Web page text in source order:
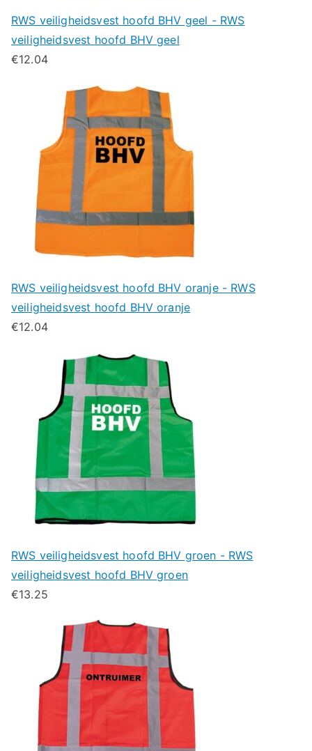
RWS veiligheidsvest hoofd BHV geel - RWS
veiligheidsvest hoofd BHV geel
€12.04
RWS veiligheidsvest hoofd BHV oranje - RWS
veiligheidsvest hoofd BHV oranje
€12.04
RWS veiligheidsvest hoofd BHV groen - RWS
veiligheidsvest hoofd BHV groen
€13.25